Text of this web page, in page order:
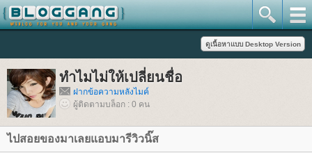
ทำไมไม่ให้เปลี่ยนชื่อ
ฝากข้อความหลังไมค์
ผู้ติดตามบล็อก : 0 คน
ไปสอยของมาเลยแอบมารีวิวนิ๊ส